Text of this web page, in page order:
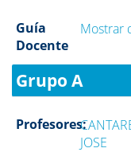
Guía
Docente
Mostrar
Grupo A
Profesores:
JOSE